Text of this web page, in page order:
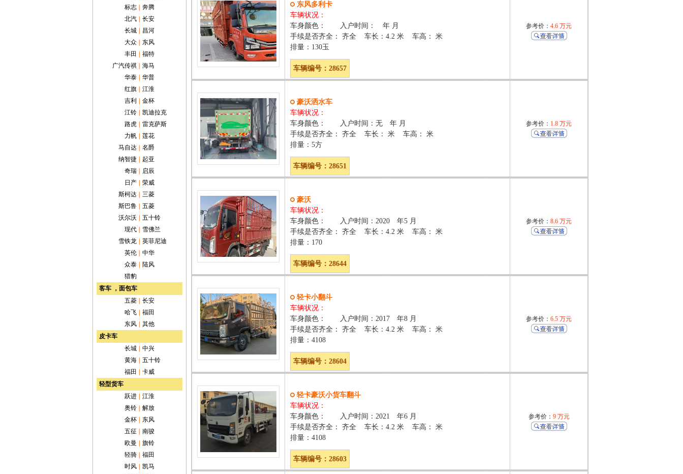
标志
奔腾
北汽
长安
长城
昌河
大众
东风
丰田
福特
广汽传祺
海马
华泰
华普
红旗
江淮
吉利
金杯
江铃
凯迪拉克
路虎
雷克萨斯
力帆
莲花
马自达
名爵
纳智捷
起亚
奇瑞
启辰
日产
荣威
斯柯达
三菱
斯巴鲁
五菱
沃尔沃
五十铃
现代
雪佛兰
雪铁龙
英菲尼迪
英伦
中华
众泰
陆风
猎豹
客车 ，面包车
五菱
长安
哈飞
福田
东风
其他
皮卡车
长城
中兴
黄海
五十铃
福田
卡威
轻型货车
跃进
江淮
奥铃
解放
金杯
东风
五征
南骏
欧曼
旗铃
轻骑
福田
时风
凯马
东风多利卡
车辆状况：
车身颜色： 入户时间： 年 月
手续是否齐全： 齐全 车长：4.2 米 车高： 米
排量：130玉
车辆编号：28657
参考价： 4.6 万元
豪沃洒水车
车辆状况：
车身颜色： 入户时间：无 年 月
手续是否齐全： 齐全 车长： 米 车高： 米
排量：5方
车辆编号：28651
参考价： 1.8 万元
豪沃
车辆状况：
车身颜色： 入户时间：2020 年5 月
手续是否齐全： 齐全 车长：4.2 米 车高： 米
排量：170
车辆编号：28644
参考价： 8.6 万元
轻卡小翻斗
车辆状况：
车身颜色： 入户时间：2017 年8 月
手续是否齐全： 齐全 车长：4.2 米 车高： 米
排量：4108
车辆编号：28604
参考价： 6.5 万元
轻卡豪沃小货车翻斗
车辆状况：
车身颜色： 入户时间：2021 年6 月
手续是否齐全： 齐全 车长：4.2 米 车高： 米
排量：4108
车辆编号：28603
参考价： 9 万元